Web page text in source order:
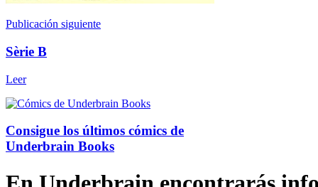
Publicación siguiente
Sèrie B
Leer
Consigue los últimos cómics de
Underbrain Books